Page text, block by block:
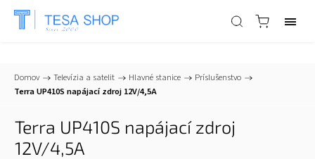
📞+421 903 553 805 info@tesa-systems.sk
Domov / Televízia a satelit / Hlavné stanice / Príslušenstvo /
Terra UP410S napájací zdroj 12V/4,5A
Terra UP410S napájací zdroj
12V/4,5A